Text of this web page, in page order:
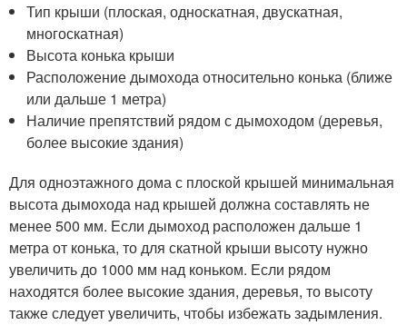
Тип крыши (плоская, односкатная, двускатная,
многоскатная)
Высота конька крыши
Расположение дымохода относительно конька (ближе
или дальше 1 метра)
Наличие препятствий рядом с дымоходом (деревья,
более высокие здания)
Для одноэтажного дома с плоской крышей минимальная
высота дымохода над крышей должна составлять не
менее 500 мм. Если дымоход расположен дальше 1
метра от конька, то для скатной крыши высоту нужно
увеличить до 1000 мм над коньком. Если рядом
находятся более высокие здания, деревья, то высоту
также следует увеличить, чтобы избежать задымления.